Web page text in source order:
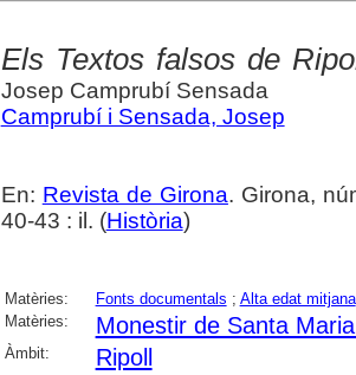
Els Textos falsos de
Josep Camprubí Sensada
Camprubí i Sensada, Josep
En: Revista de Girona. Girona,
40-43 : il. (Història)
Matèries: Fonts documentals ; Alta edat mitjana
Matèries:
Monestir de Santa
Àmbit: Ripoll